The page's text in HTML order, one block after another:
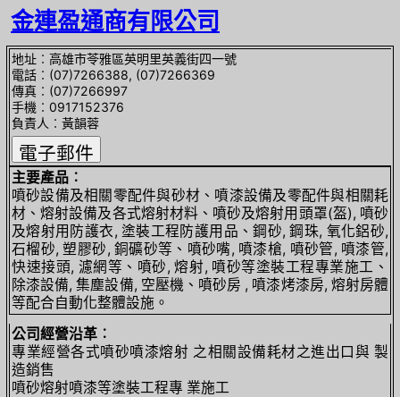
金連盈通商有限公司
地址︰高雄市苓雅區英明里英義街四一號
電話︰(07)7266388, (07)7266369
傳真︰(07)7266997
手機︰0917152376
負責人︰黃韻蓉
主要產品︰
噴砂設備及相關零配件與砂材、噴漆設備及零配件與相關耗
材、熔射設備及各式熔射材料、噴砂及熔射用頭罩(盔), 噴砂
及熔射用防護衣, 塗裝工程防護用品、鋼砂, 鋼珠, 氧化鋁砂,
石榴砂, 塑膠砂, 銅礦砂等、噴砂嘴, 噴漆槍, 噴砂管, 噴漆管,
快速接頭, 濾網等、噴砂, 熔射, 噴砂等塗裝工程專業施工、
除漆設備, 集塵設備, 空壓機、噴砂房 , 噴漆烤漆房, 熔射房體
等配合自動化整體設施。
公司經營沿革︰
專業經營各式噴砂噴漆熔射 之相關設備耗材之進出口與 製
造銷售
噴砂熔射噴漆等塗裝工程專 業施工